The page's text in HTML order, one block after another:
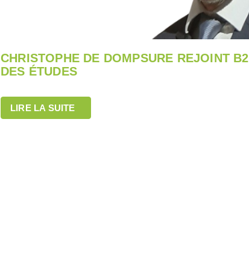
CHRISTOPHE DE DOMPSURE REJOINT
DES ÉTUDES
LIRE LA SUITE